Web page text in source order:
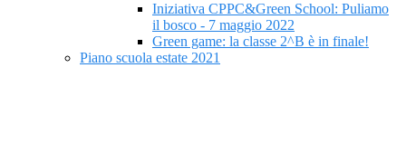
Iniziativa CPPC&Green School: Puliamo
il bosco - 7 maggio 2022
Green game: la classe 2^B è in finale!
Piano scuola estate 2021